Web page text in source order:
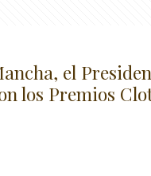
el
los Premios